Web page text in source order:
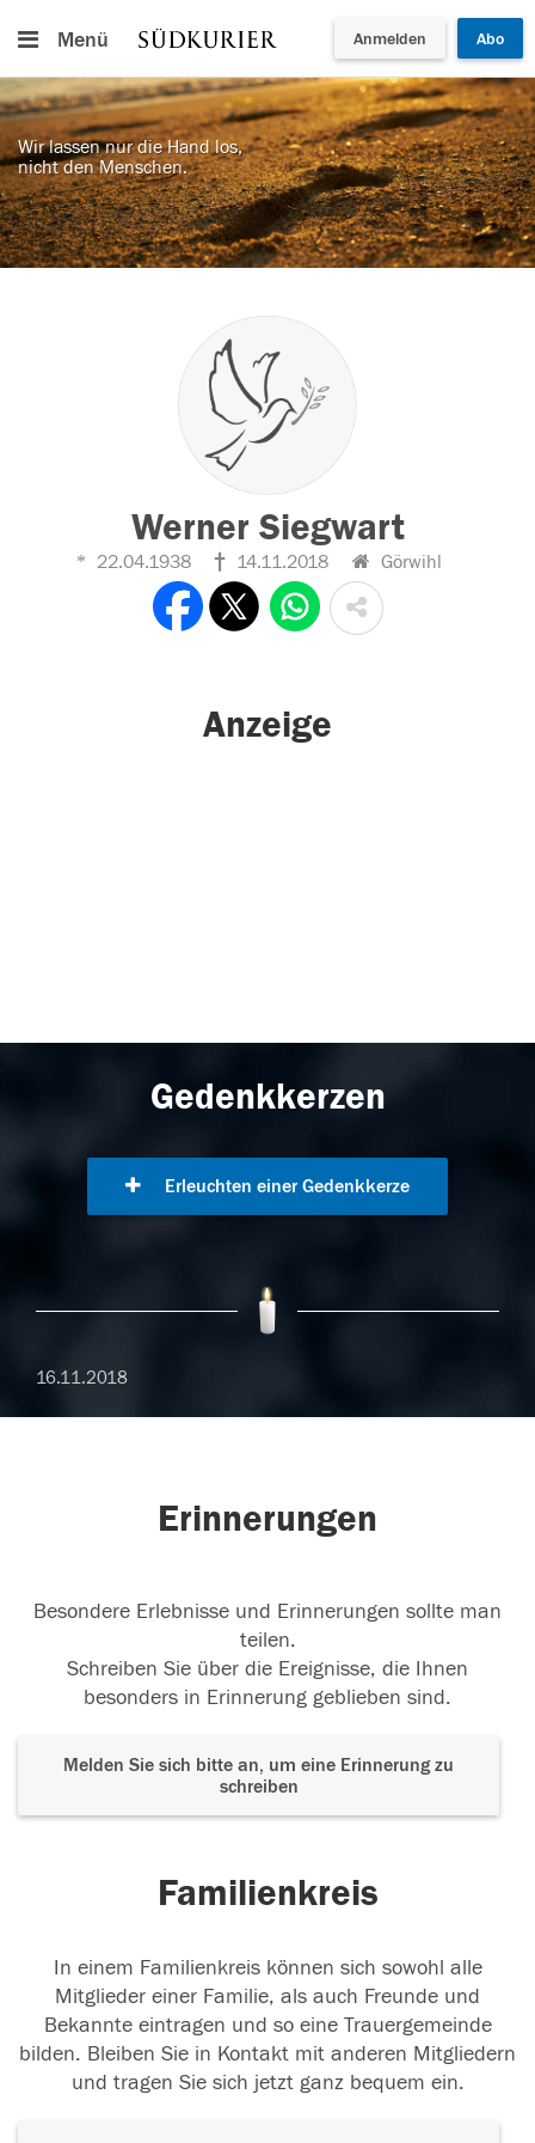
Menü Anmelden Abo
Wir lassen nur die Hand los,
nicht den Menschen.
Werner Siegwart
22.04.1938 14.11.2018 Görwihl
Anzeige
Gedenkkerzen
Erleuchten einer Gedenkkerze
16.11.2018
Erinnerungen
Besondere Erlebnisse und Erinnerungen sollte man
teilen.
Schreiben Sie über die Ereignisse, die Ihnen
besonders in Erinnerung geblieben sind.
Melden Sie sich bitte an, um eine Erinnerung zu
schreiben
Familienkreis
In einem Familienkreis können sich sowohl alle
Mitglieder einer Familie, als auch Freunde und
Bekannte eintragen und so eine Trauergemeinde
bilden. Bleiben Sie in Kontakt mit anderen Mitgliedern
und tragen Sie sich jetzt ganz bequem ein.